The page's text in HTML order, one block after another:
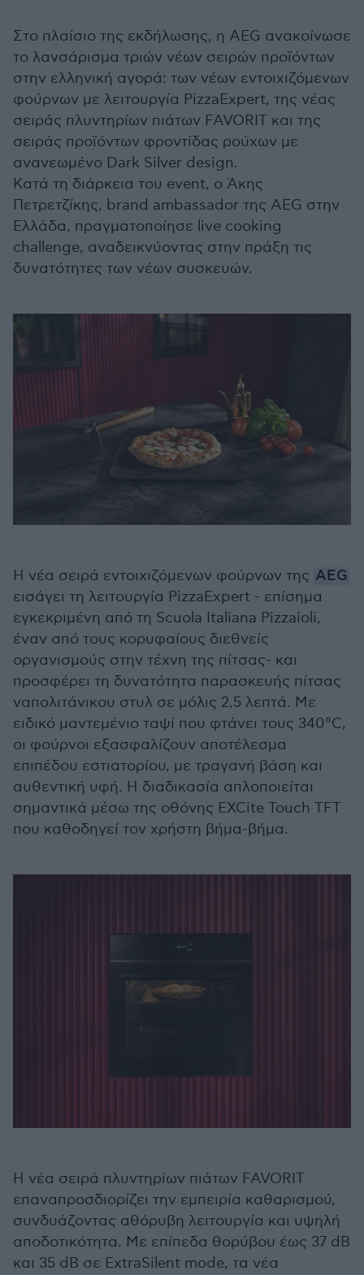
Στο πλαίσιο της εκδήλωσης, η AEG ανακοίνωσε
το λανσάρισμα τριών νέων σειρών προϊόντων
στην ελληνική αγορά: των νέων εντοιχιζόμενων
φούρνων με λειτουργία PizzaExpert, της νέας
σειράς πλυντηρίων πιάτων FAVORIT και της
σειράς προϊόντων φροντίδας ρούχων με
ανανεωμένο Dark Silver design.
Κατά τη διάρκεια του event, ο Άκης
Πετρετζίκης, brand ambassador της AEG στην
Ελλάδα, πραγματοποίησε live cooking
challenge, αναδεικνύοντας στην πράξη τις
δυνατότητες των νέων συσκευών.
Η νέα σειρά εντοιχιζόμενων φούρνων της AEG
εισάγει τη λειτουργία PizzaExpert - επίσημα
εγκεκριμένη από τη Scuola Italiana Pizzaioli,
έναν από τους κορυφαίους διεθνείς
οργανισμούς στην τέχνη της πίτσας- και
προσφέρει τη δυνατότητα παρασκευής πίτσας
ναπολιτάνικου στυλ σε μόλις 2,5 λεπτά. Με
ειδικό μαντεμένιο ταψί που φτάνει τους 340°C,
οι φούρνοι εξασφαλίζουν αποτέλεσμα
επιπέδου εστιατορίου, με τραγανή βάση και
αυθεντική υφή. Η διαδικασία απλοποιείται
σημαντικά μέσω της οθόνης EXCite Touch TFT
που καθοδηγεί τον χρήστη βήμα-βήμα.
Η νέα σειρά πλυντηρίων πιάτων FAVORIT
επαναπροσδιορίζει την εμπειρία καθαρισμού,
συνδυάζοντας αθόρυβη λειτουργία και υψηλή
αποδοτικότητα. Με επίπεδα θορύβου έως 37 dB
και 35 dB σε ExtraSilent mode, τα νέα